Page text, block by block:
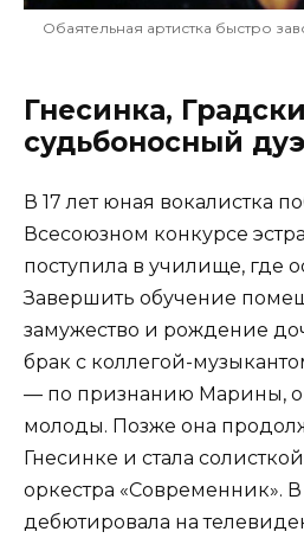
Обаятельная артистка быстро
Гнесинка,
судьбоносный
В 17 лет юная вокалистка
Всесоюзном конкурсе
поступила в училище, где
Завершить обучение
замужество и рождение
брак с коллегой-
— по признанию Марины,
молоды. Позже она
Гнесинке и стала
оркестра «Современник».
дебютировала на